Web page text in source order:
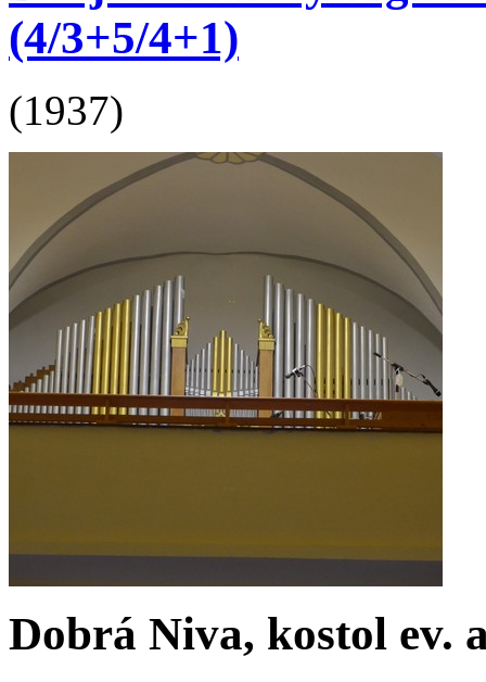
(4/3+5/4+1)
(1937)
Dobrá Niva, kostol ev.